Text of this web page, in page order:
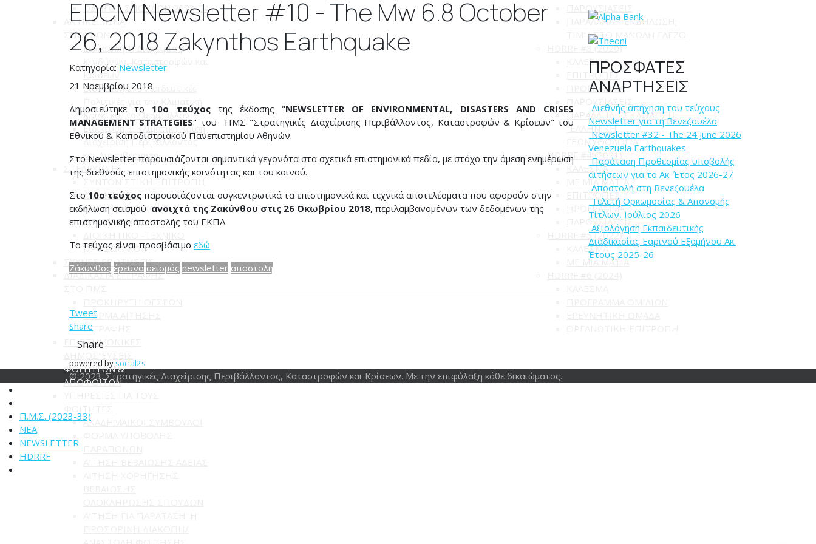
ΟΔΗΓΟΣ ΣΠΟΥΔΩΝ 2023-24
ΑΝΤΙΚΕΙΜΕΝΑ
ΣΠΟΥΔΩΝ
Ειδίκευση 1: Διαχείριση
Κινδύνων, Καταστροφών και
Κρίσεων
Ειδίκευση 2: Εκπαιδευτικές
Κρίση και το Περιβάλλον
Ειδίκευση 3: Κλιματική Κρίση,
Διαχείριση Περιβάλλοντος
και Διακυβέρνηση
ΣΤΕΛΕΧΩΣΗ
ΣΥΝΤΟΝΙΣΤΙΚΗ ΕΠΙΤΡΟΠΗ
ΔΙΔΑΚΤΙΚΟ -
ΕΠΙΣΤΗΜΟΝΙΚΟ
ΠΡΟΣΩΠΙΚΟ
ΠΡΟΣΩΠΙΚΟ
ΣΥΧΝΕΣ ΕΡΩΤΗΣΕΙΣ
ΔΙΑΔΙΚΑΣΙΑ ΕΓΓΡΑΦΗΣ
ΦΟΡΜΑ ΑΙΤΗΣΗΣ
ΕΓΓΡΑΦΗΣ
ΕΠΙΣΤΗΜΟΝΙΚΕΣ
ΦΟΙΤΗΤΩΝ &
ΑΠΟΦΟΙΤΩΝ
ΑΚΑΔΗΜΑΪΚΟΙ ΣΥΜΒΟΥΛΟΙ
ΠΑΡΟΥΣΙΑΣΕΙΣ
ΠΑΡΑΛΛΗΛΗ ΕΚΔΗΛΩΣΗ:
ΤΙΜΗ ΣΤΟ ΜΑΝΩΛΗ ΓΛΕΖΟ
HDRRF #3 (2020)
ΚΑΛΕΣΜΑ
ΕΠΙΤΡΟΠΕΣ
ΠΡΟΓΡΑΜΜΑ
ΠΑΡΟΥΣΙΑΣΕΙΣ
ΠΑΡΑΛΛΗΛΗ ΕΚΔΗΛΩΣΗ:
"ΕΛΛΗΝΙΚΗ
ΓΕΩΜΥΘΟΛΟΓΙΑ"
HDRRF #4 (2021)
ΚΑΛΕΣΜΑ
ME MIA MATIA
ΕΠΙΤΡΟΠΕΣ
ΠΡΟΓΡΑΜΜΑ
ΠΑΡΟΥΣΙΑΣΕΙΣ
HDRRF #5 (2022)
ΚΑΛΕΣΜΑ
ME MIA MATIA
EDCM Newsletter #10 - The Mw 6.8 October
26, 2018 Zakynthos Earthquake
Κατηγορία: Newsletter
21 Νοεμβρίου 2018
Δημοσιεύτηκε το 10ο τεύχοςτης έκδοσης "NEWSLETTER OF ENVIRONMENTAL, DISASTERS AND CRISES
MANAGEMENT STRATEGIES" του ΠΜΣ "Στρατηγικές Διαχείρισης Περιβάλλοντος, Καταστροφών & Κρίσεων" του
Εθνικού & Καποδιστριακού Πανεπιστημίου Αθηνών.
Στο Newsletter παρουσιάζονται σημαντικά γεγονότα στα σχετικά επιστημονικά πεδία, με στόχο την άμεση ενημέρωση
της διεθνούς επιστημονικής κοινότητας και του κοινού.
Στο 10ο τεύχος παρουσιάζονται συγκεντρωτικά τα επιστημονικά και τεχνικά αποτελέσματα που αφορούν στην
εκδήλωση σεισμού ανοιχτά της Ζακύνθου στις 26 Οκωβρίου 2018, περιλαμβανομένων των δεδομένων της
επιστημονικής αποστολής του ΕΚΠΑ.
Tο τεύχος είναι προσβάσιμο εδώ
Ζάκυνθος έρευνα σεισμός newsletter αποστολή
Tweet
Share
Share
powered by social2s
ΠΡΟΣΦΑΤΕΣ
ΑΝΑΡΤΗΣΕΙΣ
Διεθνής απήχηση του τεύχους
Newsletter για τη Βενεζουέλα
Newsletter #32 - The 24 June 2026
Venezuela Earthquakes
Παράταση Προθεσμίας υποβολής
αιτήσεων για το Ακ. Έτος 2026-27
Αποστολή στη Βενεζουέλα
Tελετή Ορκωμοσίας & Απονομής
Τίτλων, Ιούλιος 2026
Αξιολόγηση Εκπαιδευτικής
Διαδικασίας Εαρινού Εξαμήνου Ακ.
Έτους 2025-26
© 2023. Στρατηγικές Διαχείρισης Περιβάλλοντος, Καταστροφών και Κρίσεων. Με την επιφύλαξη κάθε δικαιώματος.
Π.Μ.Σ. (2023-33)
ΝΕΑ
NEWSLETTER
HDRRF